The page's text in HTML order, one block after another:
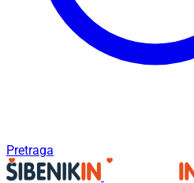
Pretraga